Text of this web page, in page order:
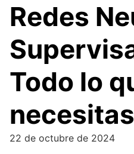
Redes
Todo lo
22 de octubre de 2024